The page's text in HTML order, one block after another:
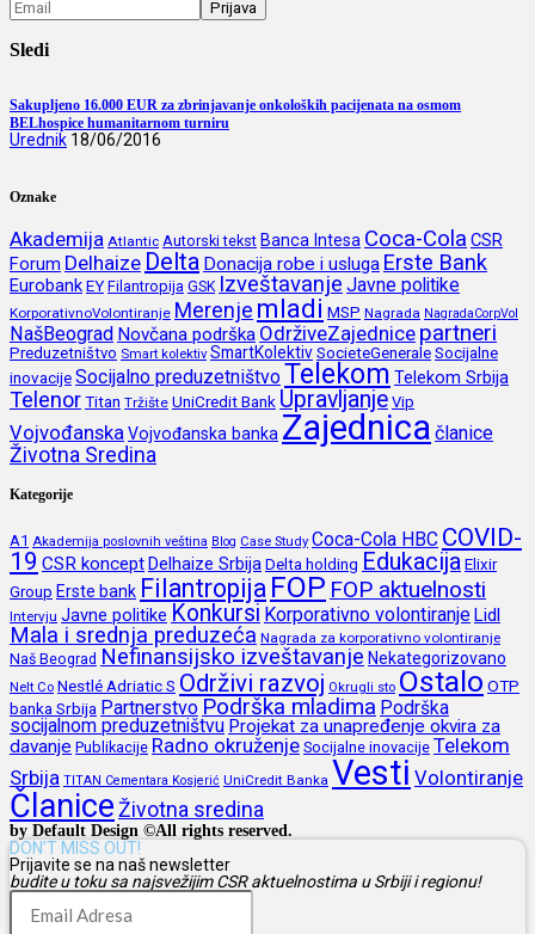
Sledi
Sakupljeno 16.000 EUR za zbrinjavanje onkoloških pacijenata na osmom
BELhospice humanitarnom turniru
Urednik 18/06/2016
Oznake
Akademija Atlantic Autorski tekst Banca Intesa Coca-Cola CSR
Forum Delhaize Delta Donacija robe i usluga Erste Bank
EurobankEY Filantropija GSK Izveštavanje Javne politike
KorporativnoVolontiranje Merenje mladi MSP Nagrada NagradaCorpVol
NašBeograd Novčana podrška OdrživeZajednice partneri
Preduzetništvo Smart kolektiv SmartKolektivSocieteGeneraleSocijalne
inovacijeSocijalno preduzetništvoTelekom Telekom Srbija
TelenorTitan Tržište UniCredit Bank Upravljanje Vip
VojvođanskaVojvođanska banka Zajednica članice
Životna Sredina
Kategorije
A1 Akademija poslovnih veština Blog Case Study Coca-Cola HBC COVID-
19 CSR konceptDelhaize Srbija Delta holding Edukacija Elixir
Group Erste bank Filantropija FOP FOP aktuelnosti
Intervju Javne politike Konkursi Korporativno volontiranjeLidl
Mala i srednja preduzeća Nagrada za korporativno volontiranje
Naš Beograd Nefinansijsko izveštavanje Nekategorizovano
Nelt Co Nestlé Adriatic S Održivi razvoj Okrugli sto Ostalo OTP
banka Srbija Partnerstvo Podrška mladima Podrška
socijalnom preduzetništvu Projekat za unapređenje okvira za
davanje Publikacije Radno okruženje Socijalne inovacije Telekom
Srbija TITAN Cementara Kosjerić UniCredit Banka Vesti Volontiranje
Članice Životna sredina
by Default Design ©All rights reserved.
DON’T MISS OUT!
Prijavite se na naš newsletter
budite u toku sa najsvežijim CSR aktuelnostima u Srbiji i regionu!